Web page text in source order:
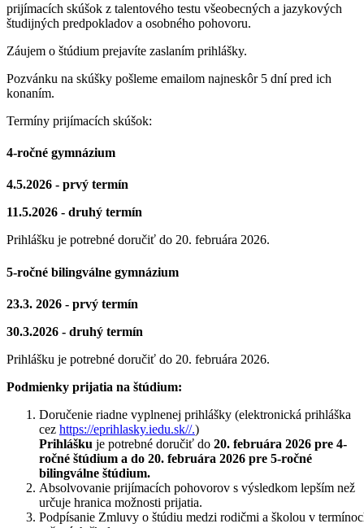
prijímacích skúšok z talentového testu všeobecných a jazykových
študijných predpokladov a osobného pohovoru.
Záujem o štúdium prejavíte zaslaním prihlášky.
Pozvánku na skúšky pošleme emailom najneskôr 5 dní pred ich
konaním.
Termíny prijímacích skúšok:
4-ročné gymnázium
4.5.2026 - prvý termín
11.5.2026 - druhý termín
Prihlášku je potrebné doručiť do 20. februára 2026.
5-ročné bilingválne gymnázium
23.3. 2026 - prvý termín
30.3.2026 - druhý termín
Prihlášku je potrebné doručiť do 20. februára 2026.
Podmienky prijatia na štúdium:
Doručenie riadne vyplnenej prihlášky (elektronická prihláška
cez https://eprihlasky.iedu.sk//.)
Prihlášku je potrebné doručiť do 20. februára 2026 pre 4-
ročné štúdium a do 20. februára 2026 pre 5-ročné
bilingválne štúdium.
Absolvovanie prijímacích pohovorov s výsledkom lepším než
určuje hranica možnosti prijatia.
Podpísanie Zmluvy o štúdiu medzi rodičmi a školou v